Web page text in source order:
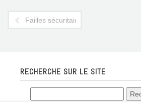
Failles sécuritaires à l'aéroport
RECHERCHE SUR LE SITE